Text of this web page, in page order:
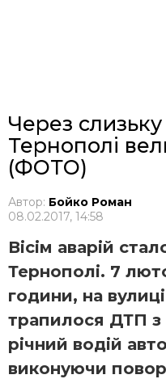
Через
Тернополі
(ФОТО)
Автор: Бойко Роман
08.02.2017, 14:58
Вісім аварій
Тернополі. 7
години, на
трапилося ДТП з
річний водій
виконуючи